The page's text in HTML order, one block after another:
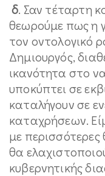
δ. Σαν τέταρτη
θεωρούμε πως η
τον οντολογικό
Δημιουργός,
ικανότητα στο
υποκύπτει σε
καταλήγουν σε
καταχρήσεων.
με περισσότερες
θα
κυβερνητικής